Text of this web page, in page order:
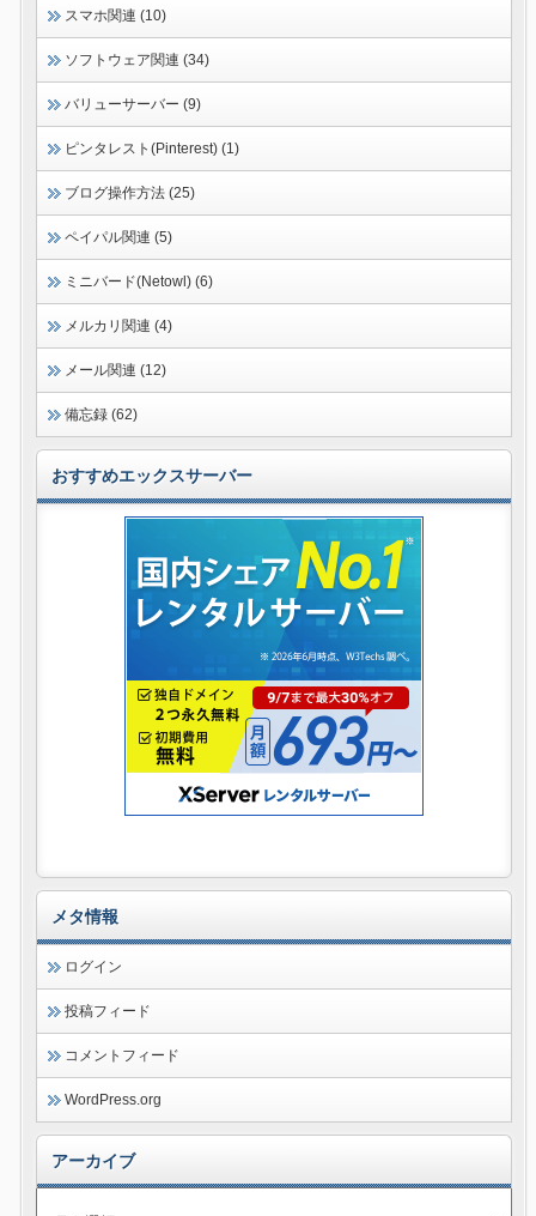
スマホ関連 (10)
ソフトウェア関連 (34)
バリューサーバー (9)
ピンタレスト(Pinterest) (1)
ブログ操作方法 (25)
ペイパル関連 (5)
ミニバード(Netowl) (6)
メルカリ関連 (4)
メール関連 (12)
備忘録 (62)
おすすめエックスサーバー
メタ情報
ログイン
投稿フィード
コメントフィード
WordPress.org
アーカイブ